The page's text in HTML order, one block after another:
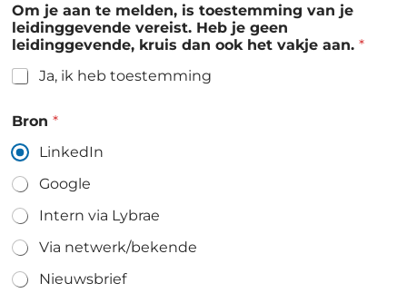
Om je aan te melden, is toestemming van je
leidinggevende vereist. Heb je geen
leidinggevende, kruis dan ook het vakje aan. *
Ja, ik heb toestemming
Bron *
LinkedIn
Google
Intern via Lybrae
Via netwerk/bekende
Nieuwsbrief